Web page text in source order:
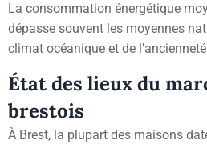
La consommation énergétique
dépasse souvent les moyennes
climat océanique et de
État des lieux du
brestois
À Brest, la plupart des maisons